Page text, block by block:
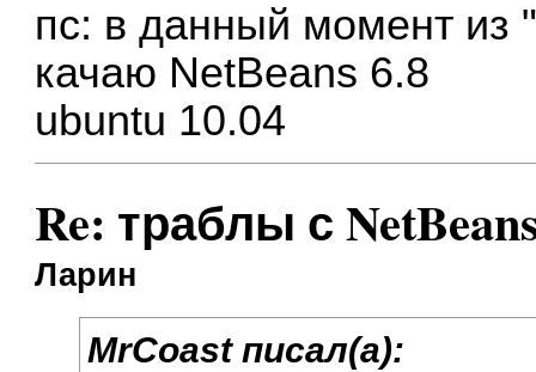
пс: в данный момент из
качаю NetBeans 6.8
ubuntu 10.04
Re: траблы с
Ларин
MrCoast писал(а):